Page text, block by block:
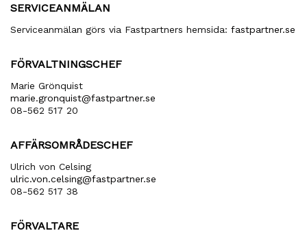
SERVICEANMÄLAN
Serviceanmälan görs via Fastpartners hemsida: fastpartner.se
FÖRVALTNINGSCHEF
Marie Grönquist
marie​.gronquist​@fastpartner​.se
08-562 517 20
AFFÄRSOMRÅDESCHEF
Ulrich von Celsing
ulric​.von​.celsing​@fastpartner​.se
08-562 517 38
FÖRVALTARE